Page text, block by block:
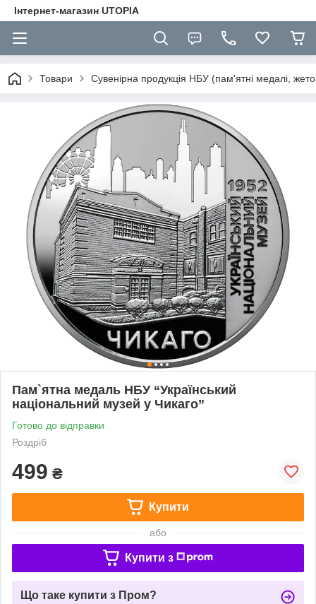
Інтернет-магазин UTOPIA
Товари Сувенірна продукція НБУ (пам'ятні медалі,
Пам`ятна медаль НБУ “Український
національний музей у Чикаго”
Готово до відправки
Роздріб
499 ₴
Купити
або
Купити з
Що таке купити з Пром?